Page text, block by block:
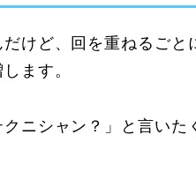
けど、回を重ねるごと
ます。
ニシャン？」と言いた